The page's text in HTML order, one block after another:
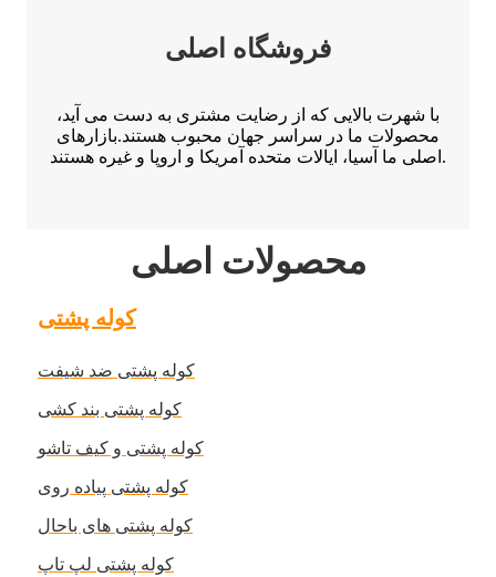
فروشگاه اصلی
با شهرت بالایی که از رضایت مشتری به دست می آید،
محصولات ما در سراسر جهان محبوب هستند.بازارهای
اصلی ما آسیا، ایالات متحده آمریکا و اروپا و غیره هستند.
محصولات اصلی
کوله پشتی
کوله پشتی ضد شیفت
کوله پشتی بند کشی
کوله پشتی و کیف تاشو
کوله پشتی پیاده روی
کوله پشتی های باحال
کوله پشتی لپ تاپ